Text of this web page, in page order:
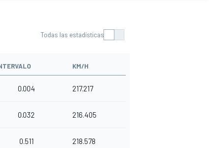
Todas las estadísticas
KM/H
0.004 217.217
0.032 216.405
0.511 218.578